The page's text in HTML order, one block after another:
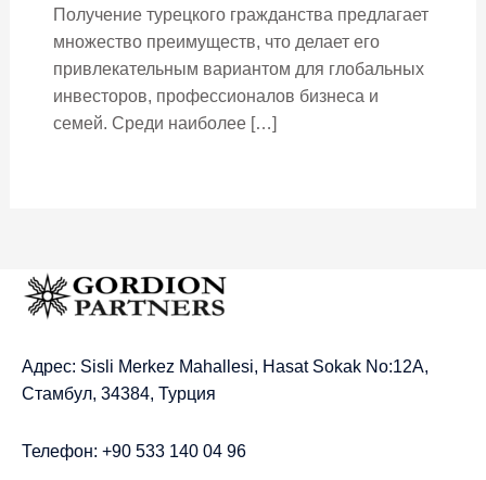
Получение турецкого гражданства предлагает
множество преимуществ, что делает его
привлекательным вариантом для глобальных
инвесторов, профессионалов бизнеса и
семей. Среди наиболее […]
Адрес: Sisli Merkez Mahallesi, Hasat Sokak No:12A,
Стамбул, 34384, Турция
Телефон: +90 533 140 04 96